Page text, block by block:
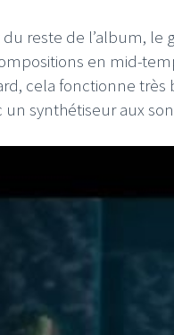
reste de l’album, le
en mid-
cela fonctionne
un synthétiseur aux